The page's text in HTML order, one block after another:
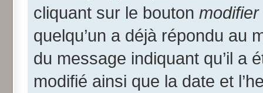
cliquant sur le bouton modifier
quelqu’un a déjà répondu au
du message indiquant qu’il a
modifié ainsi que la date et